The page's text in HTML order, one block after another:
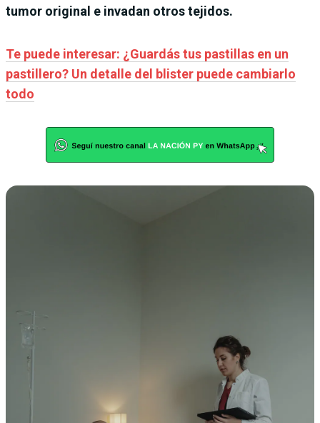
tumor original e invadan otros tejidos.
Te puede interesar: ¿Guardás tus pastillas en un
pastillero? Un detalle del blister puede cambiarlo
todo